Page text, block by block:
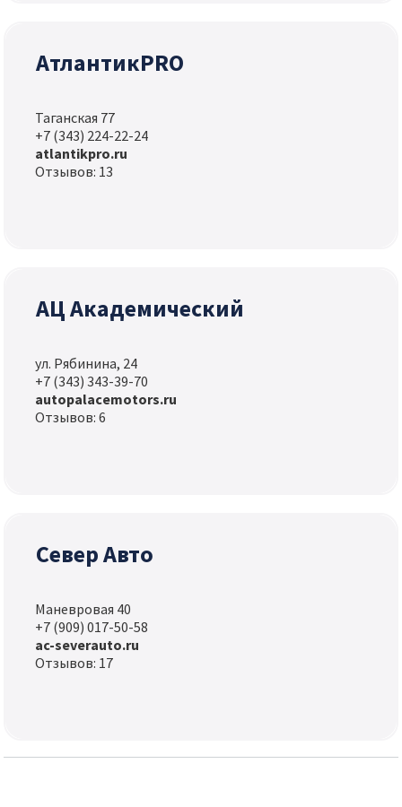
АтлантикPRO
Таганская 77
+7 (343) 224-22-24
atlantikpro.ru
Отзывов: 13
АЦ Академический
ул. Рябинина, 24
+7 (343) 343-39-70
autopalacemotors.ru
Отзывов: 6
Север Авто
Маневровая 40
+7 (909) 017-50-58
ac-severauto.ru
Отзывов: 17